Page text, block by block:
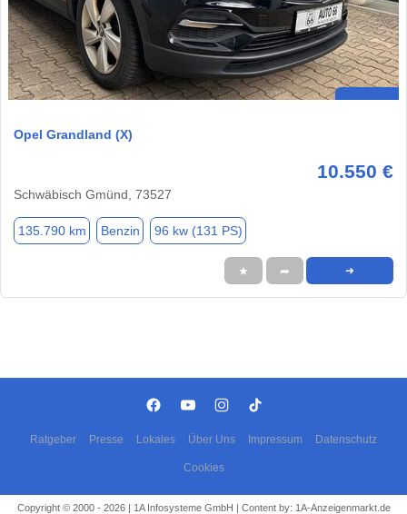
Opel Grandland (X)
10.550 €
Schwäbisch Gmünd, 73527
135.790 km Benzin 96 kw (131 PS)
★ ➦ ➜
Ratgeber Presse Lokales Über Uns Impressum Datenschutz
Cookies
Copyright © 2000 - 2026 | 1A Infosysteme GmbH | Content by: 1A-Anzeigenmarkt.de